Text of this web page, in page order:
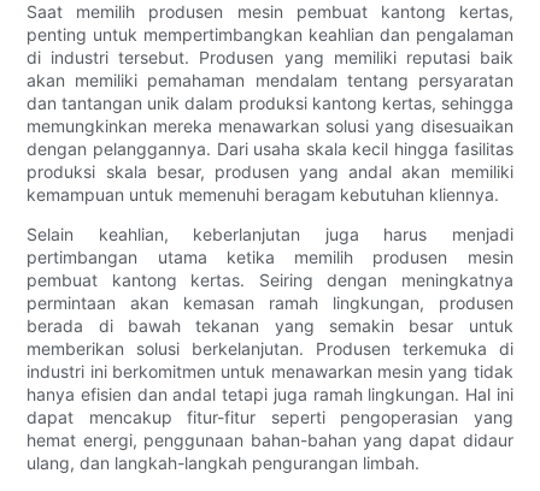
Saat memilih produsen mesin pembuat kantong kertas,
penting untuk mempertimbangkan keahlian dan pengalaman
di industri tersebut. Produsen yang memiliki reputasi baik
akan memiliki pemahaman mendalam tentang persyaratan
dan tantangan unik dalam produksi kantong kertas, sehingga
memungkinkan mereka menawarkan solusi yang disesuaikan
dengan pelanggannya. Dari usaha skala kecil hingga fasilitas
produksi skala besar, produsen yang andal akan memiliki
kemampuan untuk memenuhi beragam kebutuhan kliennya.
Selain keahlian, keberlanjutan juga harus menjadi
pertimbangan utama ketika memilih produsen mesin
pembuat kantong kertas. Seiring dengan meningkatnya
permintaan akan kemasan ramah lingkungan, produsen
berada di bawah tekanan yang semakin besar untuk
memberikan solusi berkelanjutan. Produsen terkemuka di
industri ini berkomitmen untuk menawarkan mesin yang tidak
hanya efisien dan andal tetapi juga ramah lingkungan. Hal ini
dapat mencakup fitur-fitur seperti pengoperasian yang
hemat energi, penggunaan bahan-bahan yang dapat didaur
ulang, dan langkah-langkah pengurangan limbah.